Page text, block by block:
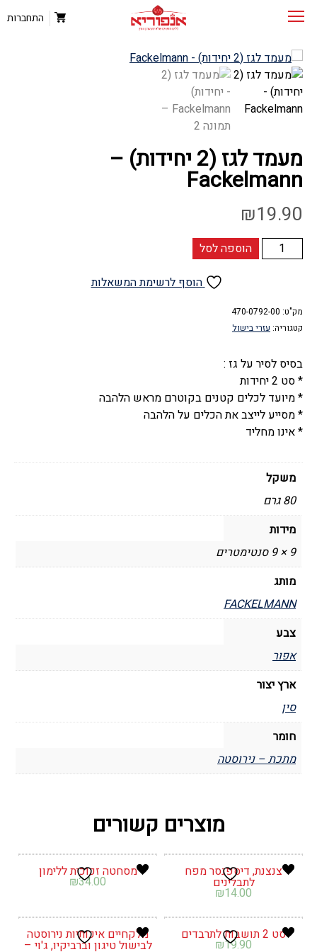
התחברות
מעמד לגז (2 יחידות) –
Fackelmann
₪19.90
כמות
של
(2
יחידות)
Fackelmann
הוספה לסל
הוסף לרשימת המשאלות
מק"ט: 470-0792-00
קטגוריה: עזרי בישול
בסיס לסיר על גז :
* סט 2 יחידות
* מיועד לכלים קטנים בקוטרם מראש הלהבה
* מסייע לייצב את הכלים על הלהבה
* אינו מחליד
משקל
80 גרם
מידות
9 × 9 סנטימטרים
מותג
FACKELMANN
צבע
אפור
ארץ יצור
סין
חומר
מתכת – נירוסטה
מוצרים קשורים
צנצנת, דיספנסר מפח
לתבלינים
₪14.00
מסחטה זכוכית ללימון
₪34.00
סט 2 תושבות לתרבדים
₪19.90
מלקחיים איכותיות נירוסטה
לבישול טיגון וברביקיו, ג'וי –